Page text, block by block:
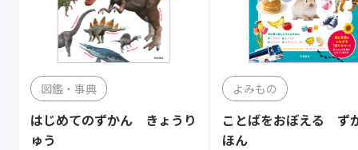
図鑑・事典
はじめてのずかん きょうり
ゅう
よみもの
ことばをおぼえる ず
ほん